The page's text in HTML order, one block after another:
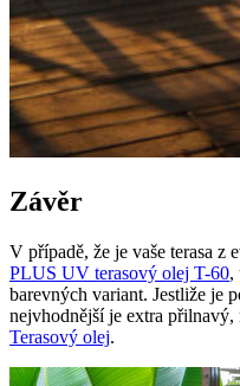
Závěr
V případě, že je vaše terasa z
PLUS UV terasový olej T-60,
barevných variant. Jestliže je
nejvhodnější je extra
Terasový olej.